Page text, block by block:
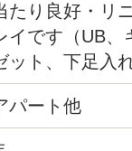
たり良好・リ
イです（UB、
ット、下足入
共用部分にセ
ートロック・
でに契約完
パート他